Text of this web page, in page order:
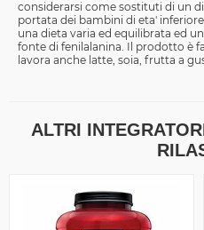
considerarsi come sostituti di un
portata dei bambini di eta'
una dieta varia ed equilibrata ed
fonte di fenilalanina. Il prodotto è
lavora anche latte, soia, frutta a
ALTRI